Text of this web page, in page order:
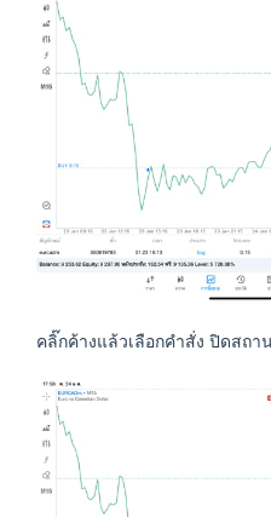
คลิ๊กค้างแล้วเลือกคำสั่ง ปิดสถ